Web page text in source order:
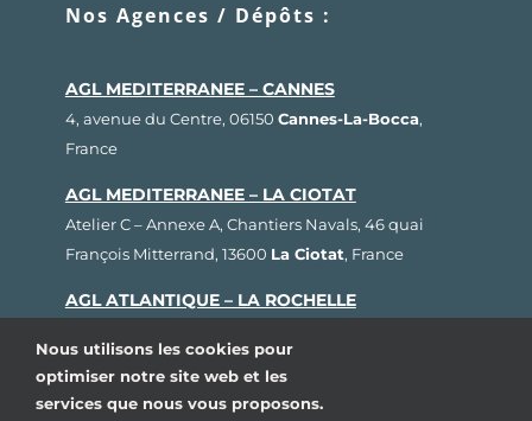
Nos Agences / Dépôts :
AGL MEDITERRANEE – CANNES
4, avenue du Centre, 06150 Cannes-La-Bocca,
France
AGL MEDITERRANEE – LA CIOTAT
Atelier C – Annexe A, Chantiers Navals, 46 quai
François Mitterrand, 13600 La Ciotat, France
AGL ATLANTIQUE – LA ROCHELLE
Rochelle, France
AGL BRETAGNE – LORIENT
Nous utilisons les cookies pour
optimiser notre site web et les
services que nous vous proposons.